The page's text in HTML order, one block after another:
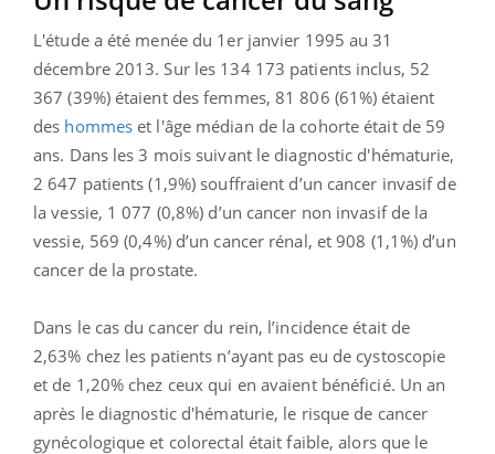
L'étude a été menée du 1er janvier 1995 au 31
décembre 2013. Sur les 134 173 patients inclus, 52
367 (39%) étaient des femmes, 81 806 (61%) étaient
des hommes et l'âge médian de la cohorte était de 59
ans. Dans les 3 mois suivant le diagnostic d'hématurie,
2 647 patients (1,9%) souffraient d’un cancer invasif de
la vessie, 1 077 (0,8%) d’un cancer non invasif de la
vessie, 569 (0,4%) d’un cancer rénal, et 908 (1,1%) d’un
cancer de la prostate.
Dans le cas du cancer du rein, l’incidence était de
2,63% chez les patients n’ayant pas eu de cystoscopie
et de 1,20% chez ceux qui en avaient bénéficié. Un an
après le diagnostic d'hématurie, le risque de cancer
gynécologique et colorectal était faible, alors que le